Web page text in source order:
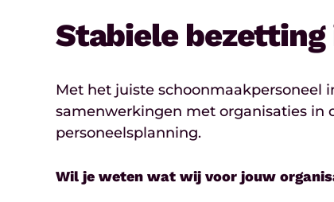
Stabiele
Met het juiste schoonmaakpersoneel
samenwerkingen met organisaties in
personeelsplanning.
Wil je weten wat wij voor jouw